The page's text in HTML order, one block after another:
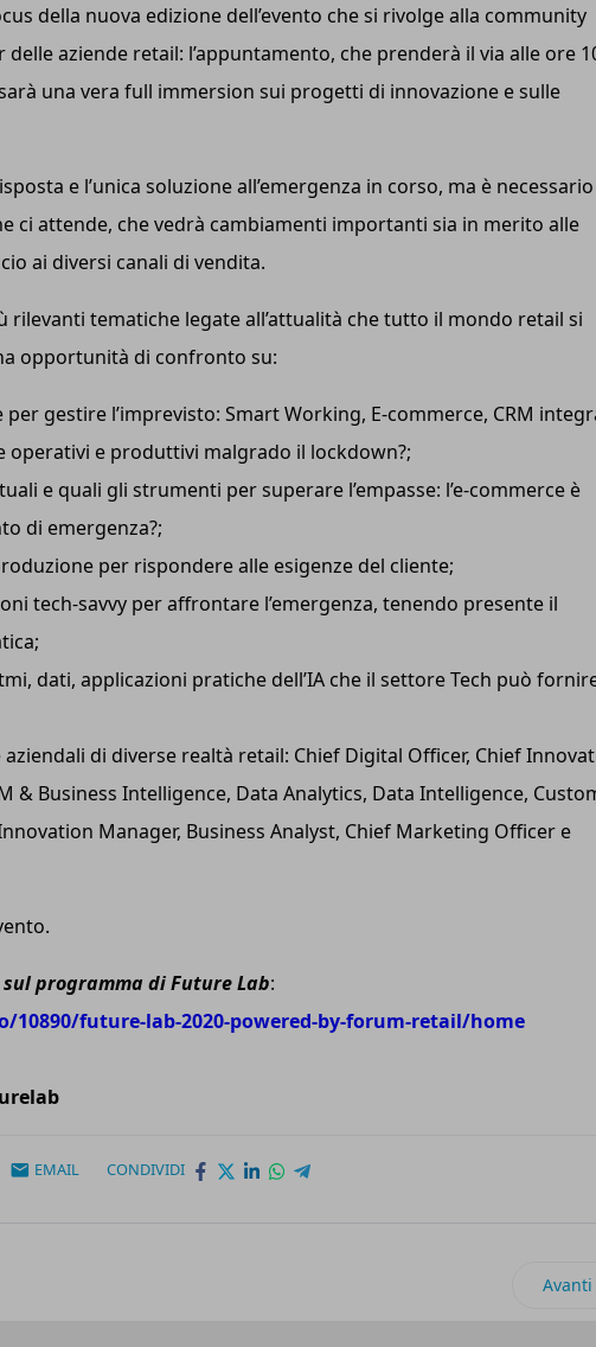
della nuova edizione dell’evento che si rivolge alla community
aziende retail: l’appuntamento, che prenderà il via alle ore
una vera full immersion sui progetti di innovazione e sulle
e l’unica soluzione all’emergenza in corso, ma è necessario
ci attende, che vedrà cambiamenti importanti sia in merito alle
ai diversi canali di vendita.
rilevanti tematiche legate all’attualità che tutto il mondo retail si
opportunità di confronto su:
gestire l’imprevisto: Smart Working, E-commerce, CRM
operativi e produttivi malgrado il lockdown?;
e quali gli strumenti per superare l’empasse: l’e-commerce è
di emergenza?;
per rispondere alle esigenze del cliente;
tech-savvy per affrontare l’emergenza, tenendo presente il
dati, applicazioni pratiche dell’IA che il settore Tech può
aziendali di diverse realtà retail: Chief Digital Officer, Chief
& Business Intelligence, Data Analytics, Data Intelligence,
Manager, Business Analyst, Chief Marketing Officer e
programma di Future Lab:
future-lab-2020-powered-by-forum-retail/home
EMAIL CONDIVIDI
il mondo del retail si rimbocca le maniche Avanti